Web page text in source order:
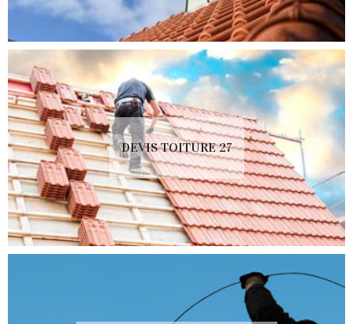
DEVIS TOITURE 27